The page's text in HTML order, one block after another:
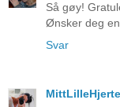
Så gøy!
Ønsker deg
Svar
MittLilleHjerte